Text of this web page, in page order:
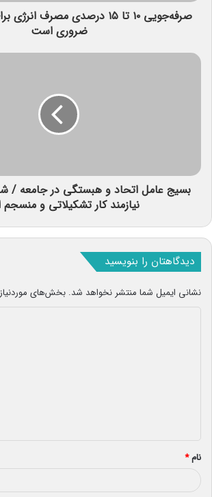
صرفه‌جویی ۱۰ تا ۱۵ درصدی مصرف
ضروری است
بسیج عامل اتحاد و هبستگی در جامعه /
نیازمند کار تشکیلاتی و
دیدگاهتان را بنویسید
نشانی ایمیل شما منتشر نخواهد شد. بخش‌های
*
نام*